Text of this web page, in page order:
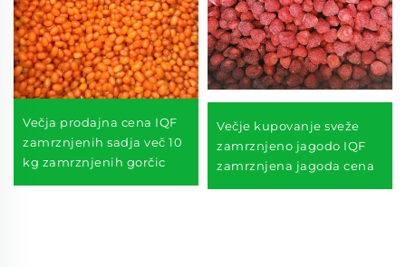
Večja prodajna cena IQF
zamrznjenih sadja več 10
kg zamrznjenih gorčic
Večje kupovanje sveže
zamrznjeno jagodo IQF
zamrznjena jagoda cena